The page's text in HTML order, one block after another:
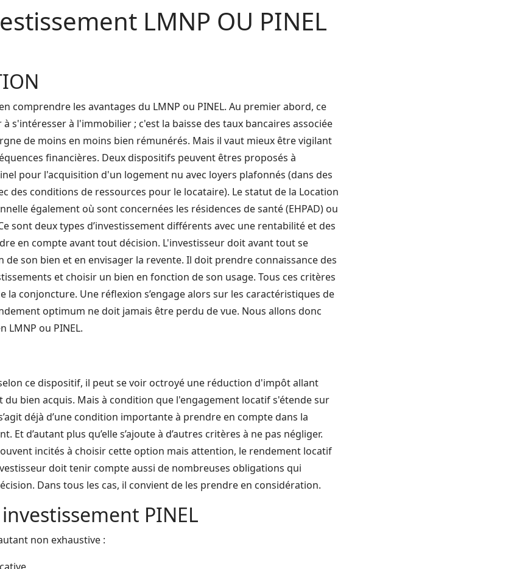
LMNP OU PINEL
comprendre les avantages du LMNP ou PINEL. Au premier abord, ce
s'intéresser à l'immobilier ; c'est la baisse des taux bancaires associée
de moins en moins bien rémunérés. Mais il vaut mieux être vigilant
financières. Deux dispositifs peuvent êtres proposés à
pour l'acquisition d'un logement nu avec loyers plafonnés (dans des
des conditions de ressources pour le locataire). Le statut de la Location
également où sont concernées les résidences de santé (EHPAD) ou
sont deux types d’investissement différents avec une rentabilité et des
en compte avant tout décision. L'investisseur doit avant tout se
son bien et en envisager la revente. Il doit prendre connaissance des
et choisir un bien en fonction de son usage. Tous ces critères
la conjoncture. Une réflexion s’engage alors sur les caractéristiques de
optimum ne doit jamais être perdu de vue. Nous allons donc
LMNP ou PINEL.
ce dispositif, il peut se voir octroyé une réduction d'impôt allant
du bien acquis. Mais à condition que l'engagement locatif s'étende sur
déjà d’une condition importante à prendre en compte dans la
Et d’autant plus qu’elle s’ajoute à d’autres critères à ne pas négliger.
incités à choisir cette option mais attention, le rendement locatif
doit tenir compte aussi de nombreuses obligations qui
Dans tous les cas, il convient de les prendre en considération.
PINEL
non exhaustive :